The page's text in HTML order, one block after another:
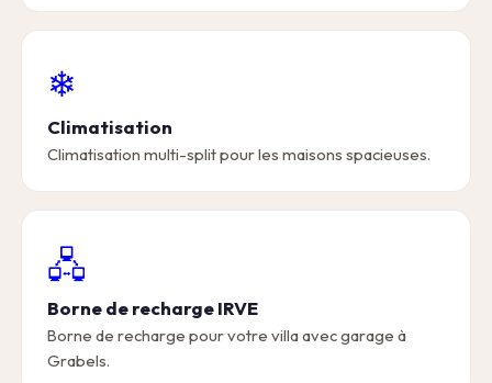
❄
Climatisation
Climatisation multi-split pour les maisons spacieuses.
🖧
Borne de recharge IRVE
Borne de recharge pour votre villa avec garage à
Grabels.